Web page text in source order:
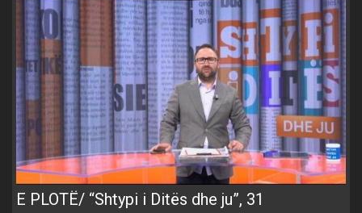
E PLOTË/ “Shtypi i Ditës dhe ju”, 31